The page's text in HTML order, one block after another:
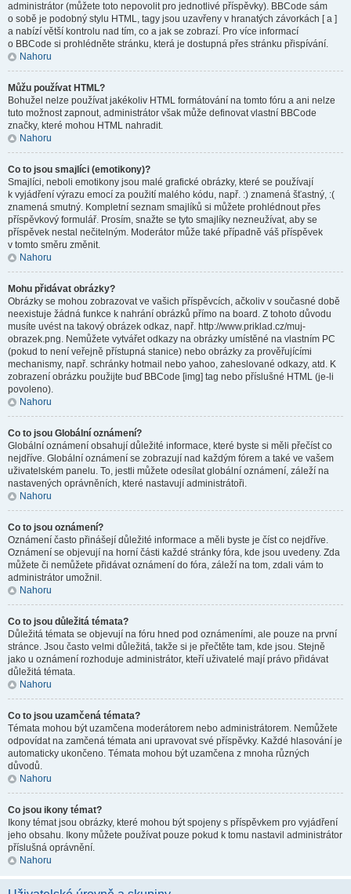
administrátor (můžete toto nepovolit pro jednotlivé příspěvky). BBCode sám
o sobě je podobný stylu HTML, tagy jsou uzavřeny v hranatých závorkách [ a ]
a nabízí větší kontrolu nad tím, co a jak se zobrazí. Pro více informací
o BBCode si prohlédněte stránku, která je dostupná přes stránku přispívání.
Nahoru
Můžu používat HTML?
Bohužel nelze používat jakékoliv HTML formátování na tomto fóru a ani nelze
tuto možnost zapnout, administrátor však může definovat vlastní BBCode
značky, které mohou HTML nahradit.
Nahoru
Co to jsou smajlíci (emotikony)?
Smajlíci, neboli emotikony jsou malé grafické obrázky, které se používají
k vyjádření výrazu emocí za použití malého kódu, např. :) znamená šťastný, :(
znamená smutný. Kompletní seznam smajlíků si můžete prohlédnout přes
příspěvkový formulář. Prosím, snažte se tyto smajlíky nezneužívat, aby se
příspěvek nestal nečitelným. Moderátor může také případně váš příspěvek
v tomto směru změnit.
Nahoru
Mohu přidávat obrázky?
Obrázky se mohou zobrazovat ve vašich příspěvcích, ačkoliv v současné době
neexistuje žádná funkce k nahrání obrázků přímo na board. Z tohoto důvodu
musíte uvést na takový obrázek odkaz, např. http://www.priklad.cz/muj-
obrazek.png. Nemůžete vytvářet odkazy na obrázky umístěné na vlastním PC
(pokud to není veřejně přístupná stanice) nebo obrázky za prověřujícími
mechanismy, např. schránky hotmail nebo yahoo, zaheslované odkazy, atd. K
zobrazení obrázku použijte buď BBCode [img] tag nebo příslušné HTML (je-li
povoleno).
Nahoru
Co to jsou Globální oznámení?
Globální oznámení obsahují důležité informace, které byste si měli přečíst co
nejdříve. Globální oznámení se zobrazují nad každým fórem a také ve vašem
uživatelském panelu. To, jestli můžete odesílat globální oznámení, záleží na
nastavených oprávněních, které nastavují administrátoři.
Nahoru
Co to jsou oznámení?
Oznámení často přinášejí důležité informace a měli byste je číst co nejdříve.
Oznámení se objevují na horní části každé stránky fóra, kde jsou uvedeny. Zda
můžete či nemůžete přidávat oznámení do fóra, záleží na tom, zdali vám to
administrátor umožnil.
Nahoru
Co to jsou důležitá témata?
Důležitá témata se objevují na fóru hned pod oznámeními, ale pouze na první
stránce. Jsou často velmi důležitá, takže si je přečtěte tam, kde jsou. Stejně
jako u oznámení rozhoduje administrátor, kteří uživatelé mají právo přidávat
důležitá témata.
Nahoru
Co to jsou uzamčená témata?
Témata mohou být uzamčena moderátorem nebo administrátorem. Nemůžete
odpovídat na zamčená témata ani upravovat své příspěvky. Každé hlasování je
automaticky ukončeno. Témata mohou být uzamčena z mnoha různých
důvodů.
Nahoru
Co jsou ikony témat?
Ikony témat jsou obrázky, které mohou být spojeny s příspěvkem pro vyjádření
jeho obsahu. Ikony můžete používat pouze pokud k tomu nastavil administrátor
příslušná oprávnění.
Nahoru